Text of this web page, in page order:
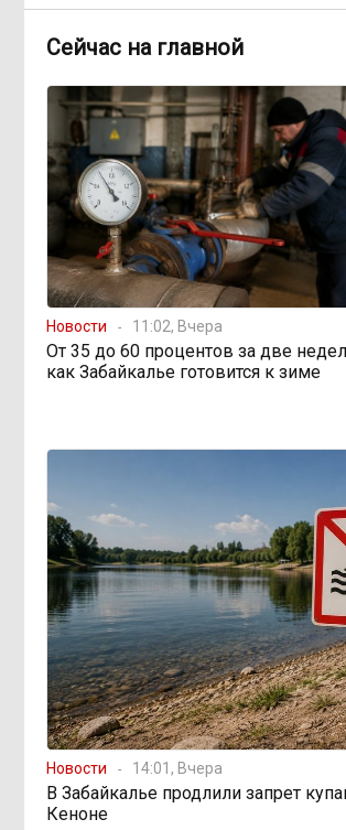
08:15, Вчера Депутат Госдумы
объяснил «неполноценность»
женщин библейским сюжетом
08:10, Вчера Прокуратура начала
проверку из-за раскопок ТГК-14
19:02, 5 августа Когда ждать денег?
Забайкалье — в списке регионов,
где бюджетники могут остаться
выплат
17:30, 5 августа
«Их масштаб может
превысить весь наш опыт»:
предупреждает о климатической
улучшили LTE-сеть
12:33, 5 августа Путин подписал
вдвое расширяющий основания
выдворения мигрантов
12:32, 5 августа Читинская
администрация хочет
отремонтировать кабинет за 6,8
миллиона: что скрывает смета?
11:47, 5 августа
Сейчас на главной
Новости 11:02, Вчера
От 35 до 60 процентов за две
как Забайкалье готовится к зиме
Новости 14:01, Вчера
В Забайкалье продлили запрет
Кеноне